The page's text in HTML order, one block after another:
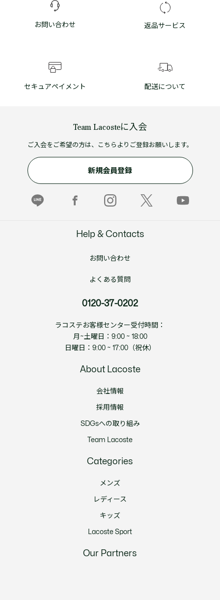
お問い合わせ 返品サービス
セキュアペイメント 配送について
Team Lacosteに入会
ご入会をご希望の方は、こちらよりご登録お願いします。
新規会員登録
Help & Contacts
お問い合わせ
よくある質問
0120-37-0202
ラコステお客様センター受付時間：
月~土曜日：9:00 ~ 18:00
日曜日：9:00 ~ 17:00（祝休）
About Lacoste
会社情報
採用情報
SDGsへの取り組み
Team Lacoste
Categories
メンズ
レディース
キッズ
Lacoste Sport
Our Partners